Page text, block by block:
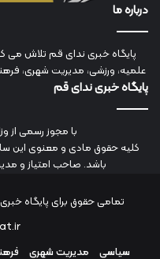
درباره ما
پایگاه خبری ندای قم تلاش می
علمیه، ورزشی، مدیریت شهری،
پایگاه خبری ندای قم
با مجوز رسمی از
کلیه حقوق مادی و معنوی این
باشد. صاحب امتیاز و
تمامی حقوق برای پایگاه
سیاسی
مدیریت شهری